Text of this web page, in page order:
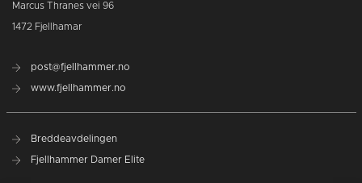
Marcus Thranes vei 96
1472 Fjellhamar
post@fjellhammer.no
www.fjellhammer.no
Breddeavdelingen
Fjellhammer Damer Elite